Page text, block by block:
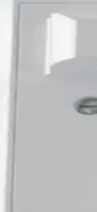
zaliha i kupovine.